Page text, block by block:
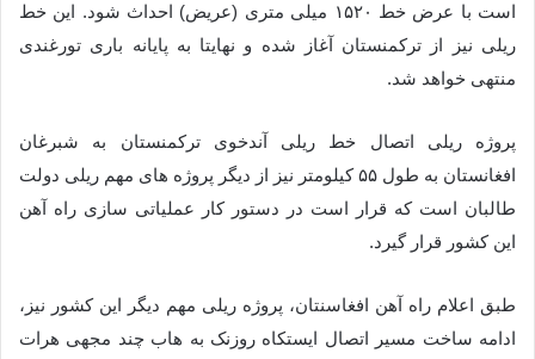
است با عرض خط ۱۵۲۰ میلی متری (عریض) احداث شود. این خط
ریلی نیز از ترکمنستان آغاز شده و نهایتا به پایانه باری تورغندی
منتهی خواهد شد.
پروژه ریلی اتصال خط ریلی آندخوی ترکمنستان به شبرغان
افغانستان به طول ۵۵ کیلومتر نیز از دیگر پروژه های مهم ریلی دولت
طالبان است که قرار است در دستور کار عملیاتی سازی راه آهن
این کشور قرار گیرد.
طبق اعلام راه آهن افغاسنتان، پروژه ریلی مهم دیگر این کشور نیز،
ادامه ساخت مسیر اتصال ایستکاه روزنک به هاب چند مجهی هرات